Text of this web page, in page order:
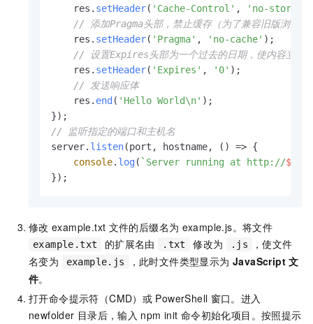
    res.
setHeader( 'Cache-Control' ,
'no-store,
// 添加Pragma头部，禁止缓存（为了兼容旧版浏览器
    res.
setHeader( 'Pragma' , 'no-cache' );
// 设置Expires头部为一个过去的日期，使内容立
    res.
setHeader( 'Expires' , '0' );
// 发送响应体
    res.
end ( 'Hello World\n' );
// 监听指定的端口和主机名
server. listen(port, hostname, () => {
console. log( `Server running at http://
});
修改 example.txt 文件的后缀名为 example.js。将文件
example.txt 的扩展名由 .txt 修改为 .js
，使文件
名变为
example.js ，此时文件类型显示为JavaScript 文
件。
打开命令提示符（CMD）或 PowerShell 窗口。进入
newfolder 目录后，输入 npm init 命令初始化项目。按照提示